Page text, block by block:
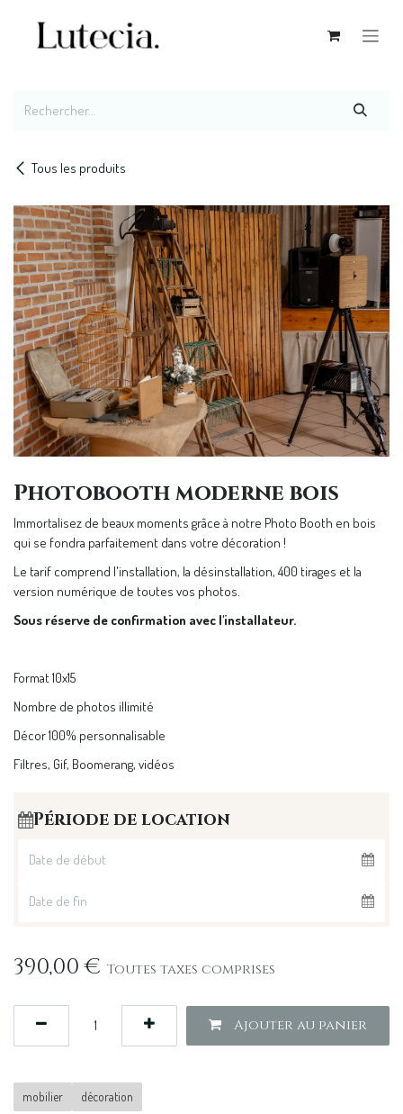
Tous les produits
Photobooth moderne bois
Immortalisez de beaux moments grâce à notre Photo Booth en bois
qui se fondra parfaitement dans votre décoration !
Le tarif comprend l'installation, la désinstallation, 400 tirages et la
version numérique de toutes vos photos.
Sous réserve de confirmation avec l'installateur.
Format 10x15
Nombre de photos illimité
Décor 100% personnalisable
Filtres, Gif, Boomerang, vidéos
Période de location
390,00€ Toutes taxes comprises
Ajouter au panier
mobilier décoration